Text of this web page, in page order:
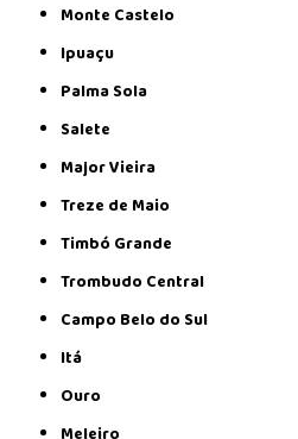
Monte Castelo
Ipuaçu
Palma Sola
Salete
Major Vieira
Treze de Maio
Timbó Grande
Trombudo Central
Campo Belo do Sul
Itá
Ouro